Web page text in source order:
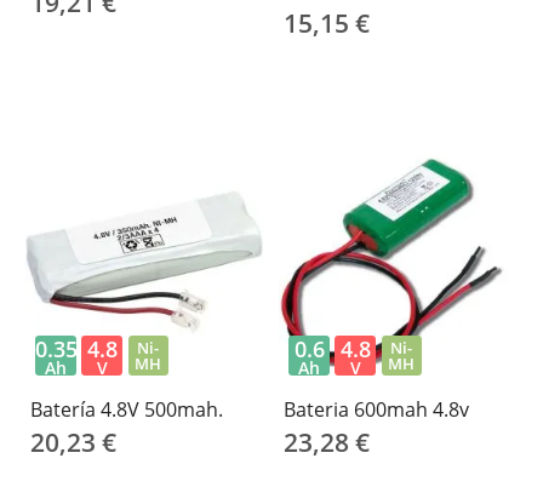
15,15 €
Batería 4.8V 500mah.
20,23 €
0.35
Ah
4.8
V
Ni-
MH
Bateria 600mah 4.8v
23,28 €
0.6
Ah
4.8
V
Ni-
MH